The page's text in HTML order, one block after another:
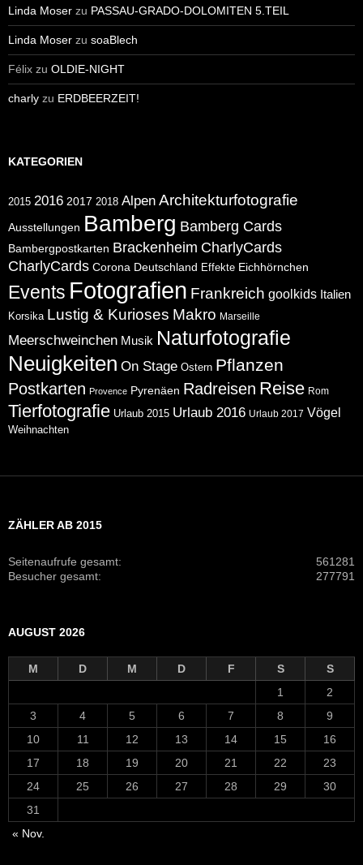
Linda Moser zu PASSAU-GRADO-DOLOMITEN 5.TEIL
Linda Moser zu soaBlech
Félix zu OLDIE-NIGHT
charly zu ERDBEERZEIT!
KATEGORIEN
2015 2016 2017 2018 Alpen Architekturfotografie
Ausstellungen Bamberg Bamberg Cards
Bambergpostkarten Brackenheim CharlyCards
CharlyCards Corona Deutschland Effekte Eichhörnchen
Events Fotografien Frankreich goolkids Italien
Korsika Lustig & Kurioses Makro Marseille
Meerschweinchen Musik Naturfotografie
Neuigkeiten On Stage Ostern Pflanzen
Postkarten Provence Pyrenäen Radreisen Reise Rom
Tierfotografie Urlaub 2015 Urlaub 2016 Urlaub 2017 Vögel
Weihnachten
ZÄHLER AB 2015
561281
Seitenaufrufe gesamt:
277791
Besucher gesamt:
AUGUST 2026
M D M D F S
S
1
2
3
4 5 6 7 8
9
10
11 12 13 14 15
16
17
18 19 20 21 22
23
24
25 26 27 28 29
30
31
« Nov.